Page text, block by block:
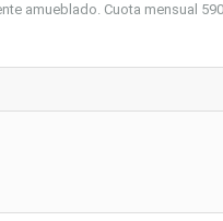
amueblado. Cuota mensual